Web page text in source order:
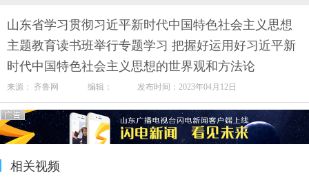
山东省学习贯彻习近平新时代中国特色社会主义思想
主题教育读书班举行专题学习 把握好运用好习近平新
时代中国特色社会主义思想的世界观和方法论
来源： 齐鲁网 编辑： 发布时间：2023年04月12日
相关视频